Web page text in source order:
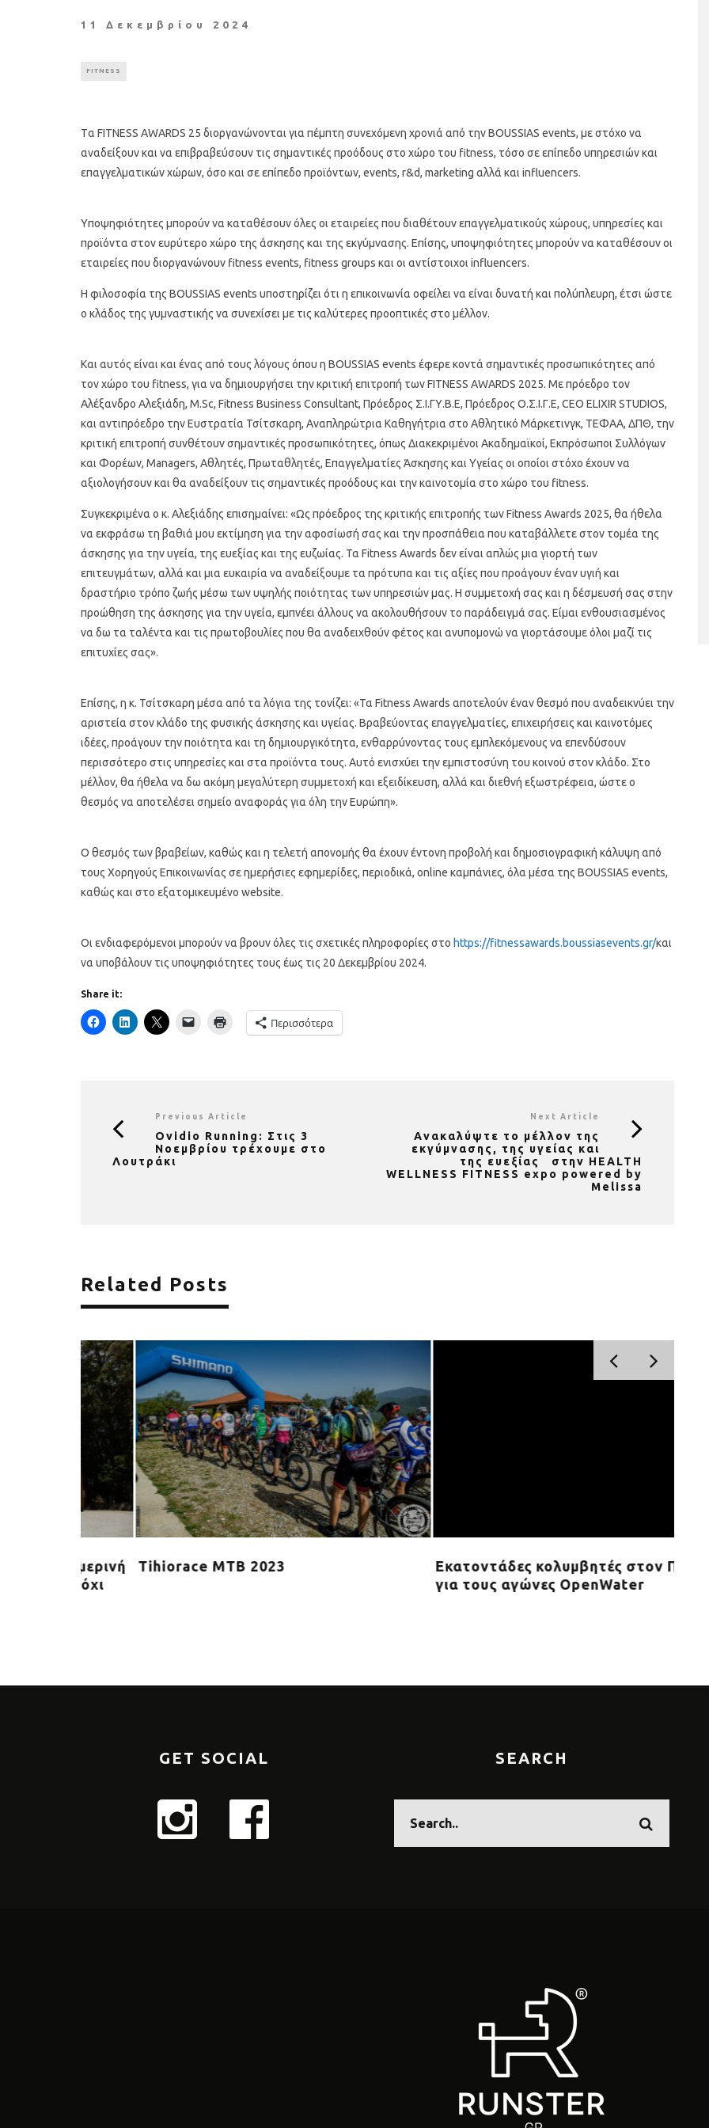
11 Δεκεμβρίου 2024
FITNESS
Tα FITNESS AWARDS 25 διοργανώνονται για πέμπτη συνεχόμενη χρονιά από την BOUSSIAS events, με στόχο να
αναδείξουν και να επιβραβεύσουν τις σημαντικές προόδους στο χώρο του fitness, τόσο σε επίπεδο υπηρεσιών και
επαγγελματικών χώρων, όσο και σε επίπεδο προϊόντων, events, r&d, marketing αλλά και influencers.
Yποψηφιότητες μπορούν να καταθέσουν όλες οι εταιρείες που διαθέτουν επαγγελματικούς χώρους, υπηρεσίες και
προϊόντα στον ευρύτερο χώρο της άσκησης και της εκγύμνασης. Επίσης, υποψηφιότητες μπορούν να καταθέσουν οι
εταιρείες που διοργανώνουν fitness events, fitness groups και οι αντίστοιχοι influencers.
Η φιλοσοφία της BOUSSIAS events υποστηρίζει ότι η επικοινωνία οφείλει να είναι δυνατή και πολύπλευρη, έτσι ώστε
ο κλάδος της γυμναστικής να συνεχίσει με τις καλύτερες προοπτικές στο μέλλον.
Και αυτός είναι και ένας από τους λόγους όπου η BOUSSIAS events έφερε κοντά σημαντικές προσωπικότητες από
τον χώρο του fitness, για να δημιουργήσει την κριτική επιτροπή των FITNESS AWARDS 2025. Mε πρόεδρο τον
Αλέξανδρο Αλεξιάδη, M.Sc, Fitness Business Consultant, Πρόεδρος Σ.Ι.ΓΥ.Β.Ε, Πρόεδρος Ο.Σ.Ι.Γ.Ε, CEO ELIXIR STUDIOS,
και αντιπρόεδρο την Ευστρατία Τσίτσκαρη, Αναπληρώτρια Καθηγήτρια στο Αθλητικό Μάρκετινγκ, ΤΕΦΑΑ, ΔΠΘ, την
κριτική επιτροπή συνθέτουν σημαντικές προσωπικότητες, όπως Διακεκριμένοι Ακαδημαϊκοί, Εκπρόσωποι Συλλόγων
και Φορέων, Managers, Αθλητές, Πρωταθλητές, Επαγγελματίες Άσκησης και Υγείας οι οποίοι στόχο έχουν να
αξιολογήσουν και θα αναδείξουν τις σημαντικές προόδους και την καινοτομία στο χώρο του fitness.
Συγκεκριμένα ο κ. Αλεξιάδης επισημαίνει: «Ως πρόεδρος της κριτικής επιτροπής των Fitness Awards 2025, θα ήθελα
να εκφράσω τη βαθιά μου εκτίμηση για την αφοσίωσή σας και την προσπάθεια που καταβάλλετε στον τομέα της
άσκησης για την υγεία, της ευεξίας και της ευζωίας. Τα Fitness Awards δεν είναι απλώς μια γιορτή των
επιτευγμάτων, αλλά και μια ευκαιρία να αναδείξουμε τα πρότυπα και τις αξίες που προάγουν έναν υγιή και
δραστήριο τρόπο ζωής μέσω των υψηλής ποιότητας των υπηρεσιών μας. Η συμμετοχή σας και η δέσμευσή σας στην
προώθηση της άσκησης για την υγεία, εμπνέει άλλους να ακολουθήσουν το παράδειγμά σας. Είμαι ενθουσιασμένος
να δω τα ταλέντα και τις πρωτοβουλίες που θα αναδειχθούν φέτος και ανυπομονώ να γιορτάσουμε όλοι μαζί τις
επιτυχίες σας».
Επίσης, η κ. Τσίτσκαρη μέσα από τα λόγια της τονίζει: «Τα Fitness Awards αποτελούν έναν θεσμό που αναδεικνύει την
αριστεία στον κλάδο της φυσικής άσκησης και υγείας. Βραβεύοντας επαγγελματίες, επιχειρήσεις και καινοτόμες
ιδέες, προάγουν την ποιότητα και τη δημιουργικότητα, ενθαρρύνοντας τους εμπλεκόμενους να επενδύσουν
περισσότερο στις υπηρεσίες και στα προϊόντα τους. Αυτό ενισχύει την εμπιστοσύνη του κοινού στον κλάδο. Στο
μέλλον, θα ήθελα να δω ακόμη μεγαλύτερη συμμετοχή και εξειδίκευση, αλλά και διεθνή εξωστρέφεια, ώστε ο
θεσμός να αποτελέσει σημείο αναφοράς για όλη την Ευρώπη».
Ο θεσμός των βραβείων, καθώς και η τελετή απονομής θα έχουν έντονη προβολή και δημοσιογραφική κάλυψη από
τους Χορηγούς Επικοινωνίας σε ημερήσιες εφημερίδες, περιοδικά, online καμπάνιες, όλα μέσα της BOUSSIAS events,
καθώς και στο εξατομικευμένο website.
Οι ενδιαφερόμενοι μπορούν να βρουν όλες τις σχετικές πληροφορίες στο https://fitnessawards.boussiasevents.gr/και
να υποβάλουν τις υποψηφιότητες τους έως τις 20 Δεκεμβρίου 2024.
Share it:
Περισσότερα
Previous Article
Ovidio Running: Στις 3
Νοεμβρίου τρέχουμε στο
Λουτράκι
Next Article
Ανακαλύψτε το μέλλον της
εκγύμνασης, της υγείας και
της ευεξίας στην HEALTH
WELLNESS FITNESS expo powered by
Melissa
Related Posts
Εκατοντάδες κολυμβητές στον Πειραιά
για τους αγώνες OpenWater
Για 3η συνεχόμενη χρονιά στην Ελλάδα
διοργανώνονται τα Fitness Awards
Οι 4 πιο λαχταριστές βελουτέ
σούπες για τον χειμώνα
5 γρήγορα και υγιεινά σνακ Banana Coconut Popsicles
GET SOCIAL SEARCH